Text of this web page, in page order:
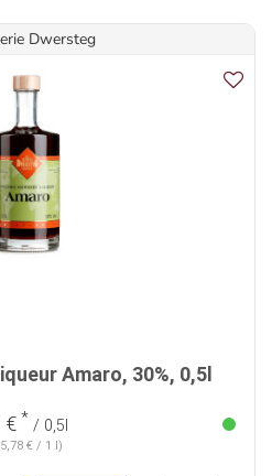
Dwersteg
Amaro, 30%, 0,5l
€ * / 0,5l
€ / 1 l)